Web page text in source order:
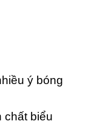
ý bóng
chất biểu